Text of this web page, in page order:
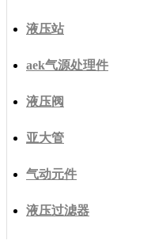
液压站
aek气源处理件
液压阀
亚大管
气动元件
液压过滤器